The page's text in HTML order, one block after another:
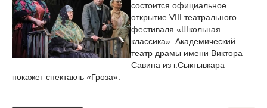
состоится официальное
открытие VIII театрального
фестиваля «Школьная
классика». Академический
театр драмы имени Виктора
Савина из г.Сыктывкара
покажет спектакль «Гроза».